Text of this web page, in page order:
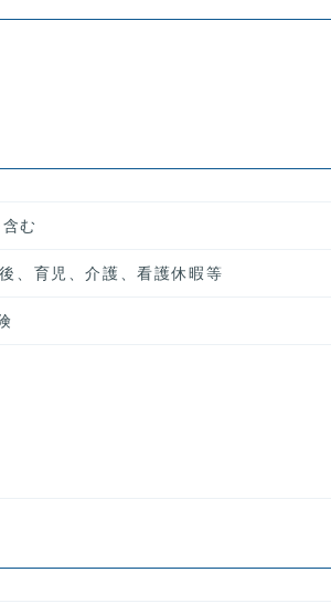
む
、育児、介護、看護休暇等